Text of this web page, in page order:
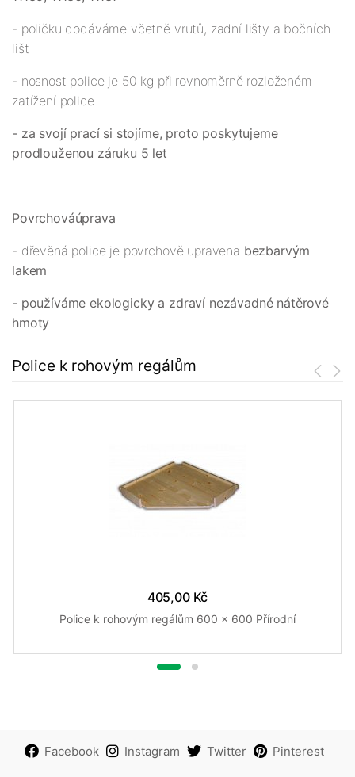
- poličku dodáváme včetně vrutů, zadní lišty a bočních
lišt
- nosnost police je 50 kg při rovnoměrně rozloženém
zatížení police
- za svojí prací si stojíme, proto poskytujeme
prodlouženou záruku 5 let
Povrchováúprava
- dřevěná police je povrchově upravena bezbarvým
lakem
- používáme ekologicky a zdraví nezávadné nátěrové
hmoty
Police k rohovým regálům
405,00 Kč
Police k rohovým regálům 600 x 600 Přírodní
Facebook Instagram Twitter Pinterest